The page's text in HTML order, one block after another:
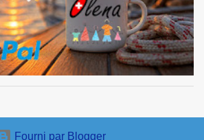
Fourni par Blogger